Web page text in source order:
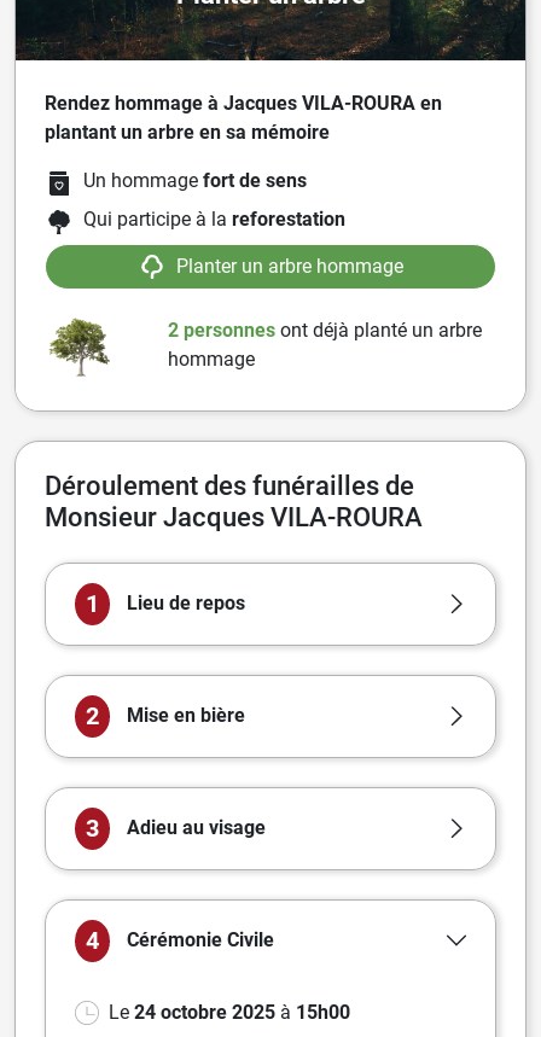
Rendez hommage à Jacques VILA-ROURA en
plantant un arbre en sa mémoire
Un hommage fort de sens
Qui participe à la reforestation
Planter un arbre hommage
2 personnes ont déjà planté un arbre
hommage
Déroulement des funérailles de
Monsieur Jacques VILA-ROURA
1 Lieu de repos
2 Mise en bière
3 Adieu au visage
4 Cérémonie Civile
Le 24 octobre 2025 à 15h00